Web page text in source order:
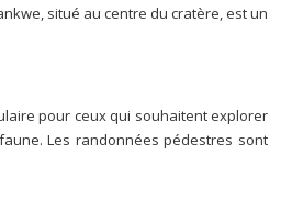
situé au centre du cratère, est un
pour ceux qui souhaitent explorer
Les randonnées pédestres sont